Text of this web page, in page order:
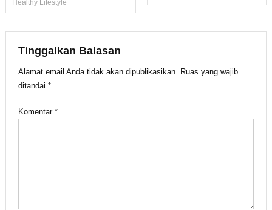
Healthy Lifestyle
Tinggalkan Balasan
Alamat email Anda tidak akan dipublikasikan.
Ruas yang wajib
ditandai *
Komentar *